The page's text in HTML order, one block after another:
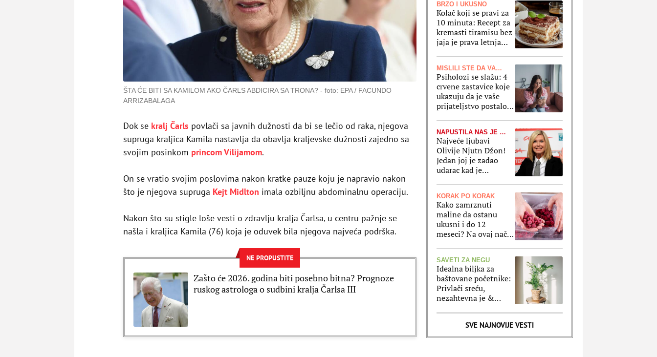
ŠTA ĆE BITI SA KAMILOM AKO ČARLS ABDICIRA SA TRONA?
foto: EPA / FACUNDO
ARRIZABALAGA
Dok se kralj Čarls povlači sa javnih dužnosti da bi se lečio od raka, njegova
supruga kraljica Kamila nastavlja da obavlja kraljevske dužnosti zajedno sa
svojim posinkom princom Vilijamom.
On se vratio svojim poslovima nakon kratke pauze koju je napravio nakon
što je njegova supruga Kejt Midlton imala ozbiljnu abdominalnu operaciju.
Nakon što su stigle loše vesti o zdravlju kralja Čarlsa, u centru pažnje se
našla i kraljica Kamila (76) koja je oduvek bila njegova najveća podrška.
NE PROPUSTITE
Zašto će 2026. godina biti posebno bitna? Prognoze
ruskog astrologa o sudbini kralja Čarlsa III
BRZO I UKUSNO
Kolač koji se pravi za
10 minuta: Recept za
kremasti tiramisu bez
jaja je prava letnja
MISLILI STE DA VAM JE PRAVI PRIJATELJ
Psiholozi se slažu: 4
crvene zastavice koje
ukazuju da je vaše
prijateljstvo postalo
NAPUSTILA NAS JE PRE 4 GODINE
Najveće ljubavi
Olivije Njutn Džon!
Jedan joj je zadao
udarac kad je
smrt
KORAK PO KORAK
Kako zamrznuti
maline da ostanu
ukusni i do 12
meseci? Na ovaj način
SAVETI ZA NEGU
Idealna biljka za
baštovane početnike:
Privlači sreću,
nezahtevna je &
bez mnogo muke i
SVE NAJNOVIJE VESTI